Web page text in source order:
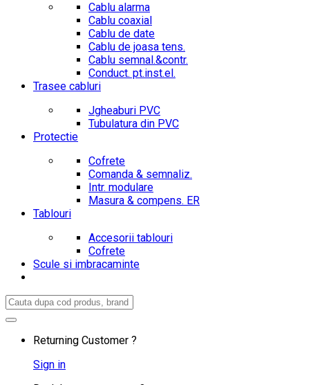
Cablu alarma
Cablu coaxial
Cablu de date
Cablu de joasa tens.
Cablu semnal.&contr.
Conduct. pt.inst.el.
Trasee cabluri
Jgheaburi PVC
Tubulatura din PVC
Protectie
Cofrete
Comanda & semnaliz.
Intr. modulare
Masura & compens. ER
Tablouri
Accesorii tablouri
Cofrete
Scule si imbracaminte
Search
for:
Returning Customer ?
Sign in